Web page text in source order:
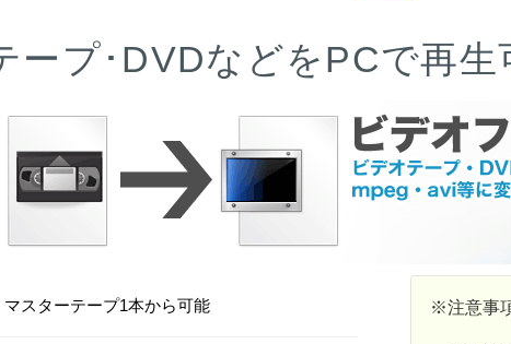
ープ･DVDなどをPCで再
マスターテープ1本から可能 ※注意事